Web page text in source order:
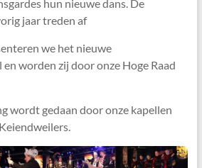
hun nieuwe dans. De
jaar treden af
we het nieuwe
worden zij door onze Hoge Raad
wordt gedaan door onze kapellen